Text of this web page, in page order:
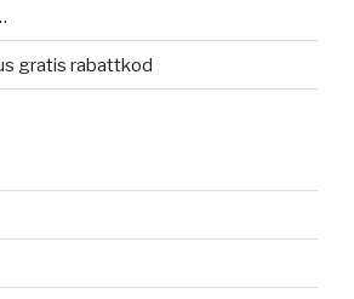
gratis rabattkod